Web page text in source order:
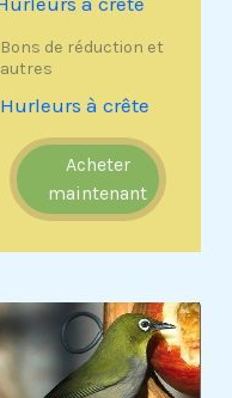
Bons de réduction et
autres
Hurleurs à crête
Acheter
maintenant